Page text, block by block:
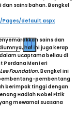
sains bahan. Bengkel
Pages/default.aspx
sains dan
hal ini juga kerap
dalam ucaptama beliau di
Perdana Menteri
Lee Foundation. Bengkel ini
pembentang
berimpak tinggi dengan
Hadiah Nobel Fizik
mewarnai suasana